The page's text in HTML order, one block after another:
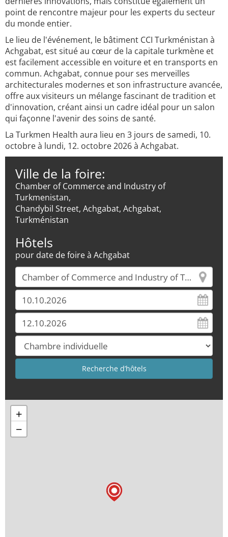
point de rencontre majeur pour les experts du secteur
du monde entier.
Le lieu de l'événement, le bâtiment CCI Turkménistan à
Achgabat, est situé au cœur de la capitale turkmène et
est facilement accessible en voiture et en transports en
commun. Achgabat, connue pour ses merveilles
architecturales modernes et son infrastructure avancée,
offre aux visiteurs un mélange fascinant de tradition et
d'innovation, créant ainsi un cadre idéal pour un salon
qui façonne l'avenir des soins de santé.
La Turkmen Health aura lieu en 3 jours de samedi, 10.
octobre à lundi, 12. octobre 2026 à Achgabat.
Ville de la foire:
Chamber of Commerce and Industry of
Turkmenistan,
Chandybil Street, Achgabat, Achgabat,
Turkménistan
Hôtels
pour date de foire à Achgabat
+
−